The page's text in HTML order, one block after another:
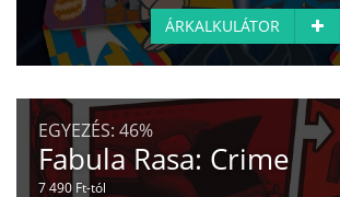
ÁRKALKULÁTOR
EGYEZÉS: 46%
Fabula Rasa: Crime
7 490 Ft-tól